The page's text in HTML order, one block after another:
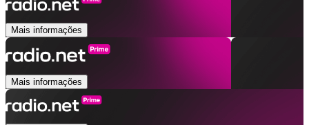
Mais informações
Mais informações